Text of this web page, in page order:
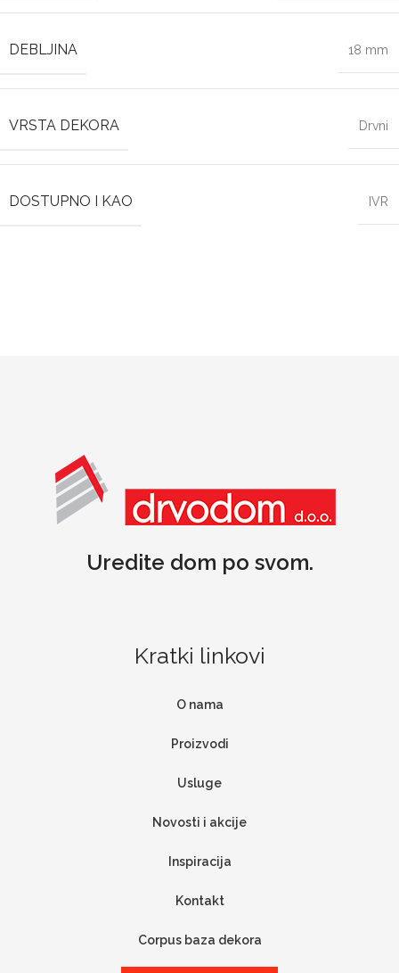
DEBLJINA 18 mm
VRSTA DEKORA Drvni
DOSTUPNO I KAO IVR
Uredite dom po svom.
Kratki linkovi
O nama
Proizvodi
Usluge
Novosti i akcije
Inspiracija
Kontakt
Corpus baza dekora